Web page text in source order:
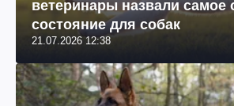
ветеринары назвали самое
состояние для собак
21.07.2026 12:38